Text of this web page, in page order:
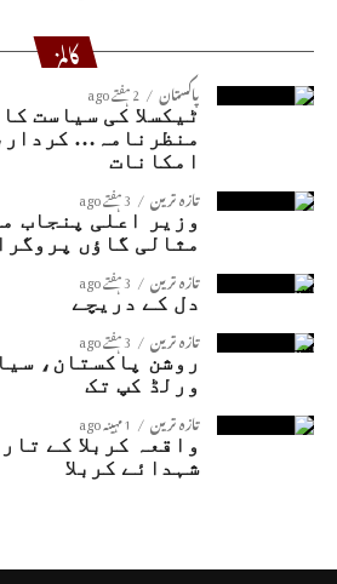
کالمز
پاکستان 2 ہفتے ago
ٹیکسلا کی سیاست
منظرنامہ…
امکانات
تازہ ترین 3 ہفتے ago
وزیر اعلی پنجاب
مثالی گاؤں
تازہ ترین 3 ہفتے ago
دل کے دریچے
تازہ ترین 3 ہفتے ago
روشن پاکستان،
ورلڈ کپ تک
تازہ ترین 1 مہینہ ago
واقعہ کربلا کے
شہدائے کربلا